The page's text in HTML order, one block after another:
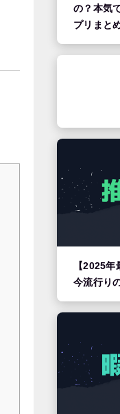
の？本気
プリまと
【2025
今流行り